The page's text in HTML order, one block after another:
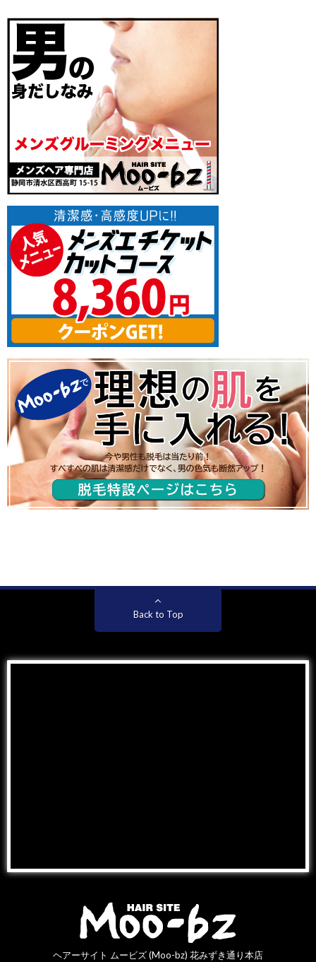
Back to Top
ヘアーサイト ムービズ (Moo-bz) 花みずき通り本店